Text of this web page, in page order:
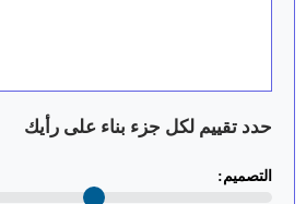
حدد تقييم لكل جزء بناء على رأيك
التصميم: